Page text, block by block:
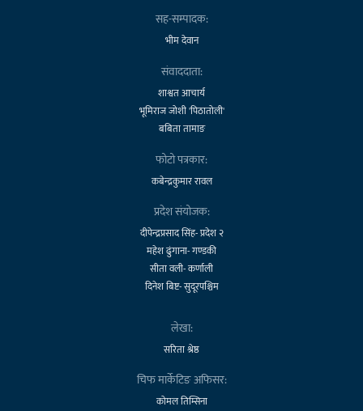
सह-सम्पादक:
भीम देवान
संवाददाता:
शाश्वत आचार्य
भूमिराज जोशी 'पिठातोली'
बबिता तामाङ
फोटो पत्रकार:
कबेन्द्रकुमार रावल
प्रदेश संयोजक:
दीपेन्द्रप्रसाद सिंह- प्रदेश २
महेश ढुंगाना- गण्डकी
सीता वली- कर्णाली
दिनेश बिष्ट- सुदूरपश्चिम
लेखा:
सरिता श्रेष्ठ
चिफ मार्केटिङ अफिसर:
कोमल तिम्सिना